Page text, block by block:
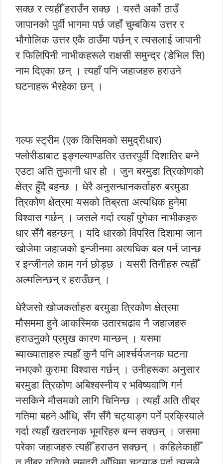
सक्छ र त्यहीँ हराउँन सक्छ । यस्तै अर्को ठाउँ
जापानको पुर्वी भागमा पर्छ जहाँ चुम्बकिय उत्तर र
भौगोलिक उत्तर एकै ठाउँमा पर्छन् र त्यसलाई जापानी
र फिलिपिनी नाभीकहरूले राक्षसी समुन्द्र (डेभिल सि)
नाम दिएका छन् । त्यहाँ पनि जहाजहरु हराउने
घटनाहरू भैरहेका छन् ।
गल्फ स्ट्रीम (एक किसिमको समुद्रीधार)
फ्लोरीडाबाट इङ्गल्याण्डतिर उत्तरपुर्वी दिशातिर बग्ने
एउटा अति तुफानी धार हो । जुन बरमुडा त्रिकोणको
क्षेत्र हुँदै बहन्छ । धेरै अनुसन्धानकर्ताहरु बरमुडा
त्रिकोण क्षेत्रमा यसको तिब्रता अत्यधिक हुनेमा
विश्वास गर्छन् । जसले गर्दा त्यहाँ पुगेका नाभीकहरु
धार सँगै बहन्छन् । यदि धारको विपरित दिशामा जान
खोजेमा जहाजको इन्जीनमा अत्यधिक बल पर्न जान्छ
र इन्जीनले काम गर्न छोड्छ । यसरी तिनीहरु त्यहीँ
अल्मलिन्छन् र हराउँछन् ।
धेरैजसो खोजकर्ताहरु बरमुडा त्रिकोण क्षेत्रमा
मौसममा हुने आकस्मिक उतारचढाव नै जहाजहरु
हराउनुको प्रमुख कारण मान्छन् । यसमा
ब्याख्याताहरु त्यहाँ कुनै पनि आर्श्चर्यजनक घटना
नभएको कुरामा विश्वास गर्छन् । उनीहरूका अनुसार
बरमुडा त्रिकोण अबिश्वस्नीय र भविष्यवाणि गर्न
नसकिने मौसमको लागि चिनिन्छ । त्यहाँ अति तीब्र
गतिमा बहने आँधि, सँग सँगै चट्याङ्ग पर्ने प्रक्रियाले
गर्दा त्यहाँ खतरनाक भूमरिहरु बन्न सक्छन् । जसमा
परेका जहाजहरु त्यहीँ हराउन सक्छन् । कहिलेकाहीँ